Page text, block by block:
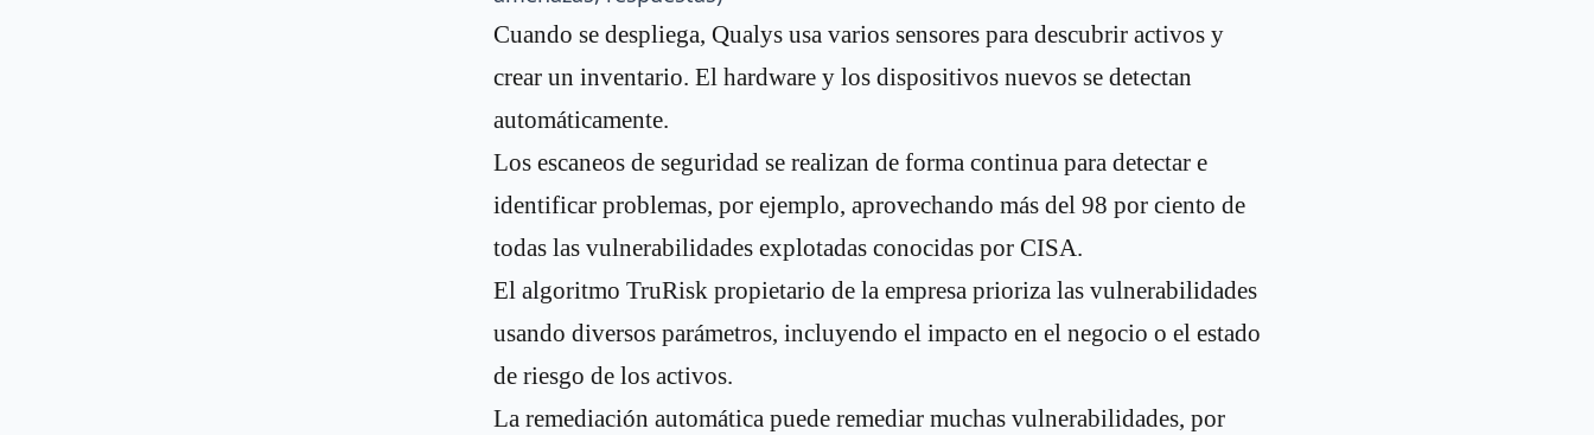
Cuando se despliega, Qualys usa varios sensores para descubrir activos y
crear un inventario. El hardware y los dispositivos nuevos se detectan
automáticamente.
Los escaneos de seguridad se realizan de forma continua para detectar e
identificar problemas, por ejemplo, aprovechando más del 98 por ciento de
todas las vulnerabilidades explotadas conocidas por CISA.
El algoritmo TruRisk propietario de la empresa prioriza las vulnerabilidades
usando diversos parámetros, incluyendo el impacto en el negocio o el estado
de riesgo de los activos.
La remediación automática puede remediar muchas vulnerabilidades, por